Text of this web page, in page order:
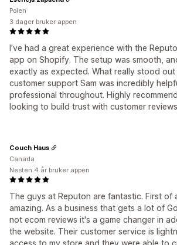
I’ve had a great experience with the
app on Shopify. The setup was smooth,
exactly as expected. What really stood
customer support Sam was incredibly
professional throughout. Highly
looking to build trust with customer
Polen
3 dager bruker appen
The guys at Reputon are fantastic. First of
amazing. As a business that gets a lot of
not ecom reviews it's a game changer in
the website. Their customer service is
Couch Haus
Canada
Nesten 4 år bruker appen